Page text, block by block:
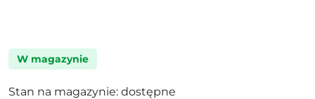
W magazynie
Stan na magazynie: dostępne